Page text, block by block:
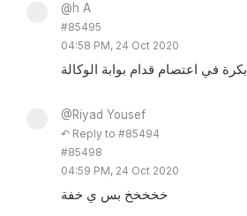
@h A
#85495
04:58 PM, 24 Oct 2020
بكرة في اعتصام قدام بوابة الوكالة
@Riyad Yousef
↶ Reply to #85494
#85498
04:59 PM, 24 Oct 2020
خخخخخ بس ي خفة